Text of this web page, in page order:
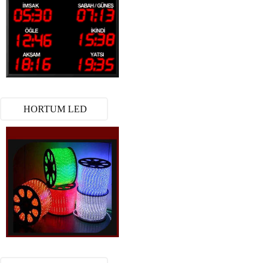
HORTUM LED